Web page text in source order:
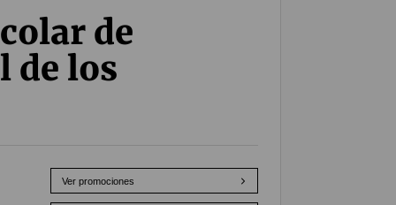
de
de los
Ver promociones